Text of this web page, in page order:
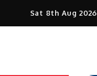
Sat 8th Aug 2026